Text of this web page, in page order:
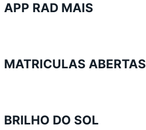
APP RAD MAIS
MATRICULAS ABERTAS
BRILHO DO SOL